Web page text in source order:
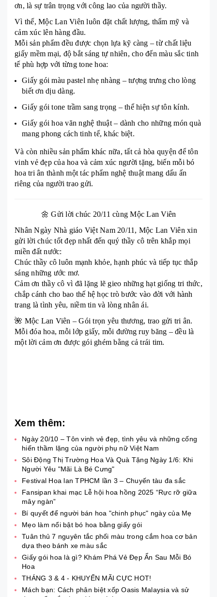
ơn, là sự trân trọng với công lao của người thầy.
Vì thế, Mộc Lan Viên luôn đặt chất lượng, thẩm mỹ và
cảm xúc lên hàng đầu.
Mỗi sản phẩm đều được chọn lựa kỹ càng – từ chất liệu
giấy mềm mại, độ bắt sáng tự nhiên, cho đến màu sắc tinh
tế phù hợp với từng tone hoa:
Giấy gói màu pastel nhẹ nhàng – tượng trưng cho lòng
biết ơn dịu dàng.
Giấy gói tone trầm sang trọng – thể hiện sự tôn kính.
Giấy gói hoa văn nghệ thuật – dành cho những món quà
mang phong cách tinh tế, khác biệt.
Và còn nhiều sản phẩm khác nữa, tất cả hòa quyện để tôn
vinh vẻ đẹp của hoa và cảm xúc người tặng, biến mỗi bó
hoa tri ân thành một tác phẩm nghệ thuật mang dấu ấn
riêng của người trao gửi.
🌼 Gửi lời chúc 20/11 cùng Mộc Lan Viên
Nhân Ngày Nhà giáo Việt Nam 20/11, Mộc Lan Viên xin
gửi lời chúc tốt đẹp nhất đến quý thầy cô trên khắp mọi
miền đất nước:
Chúc thầy cô luôn mạnh khỏe, hạnh phúc và tiếp tục thắp
sáng những ước mơ.
Cảm ơn thầy cô vì đã lặng lẽ gieo những hạt giống tri thức,
chắp cánh cho bao thế hệ học trò bước vào đời với hành
trang là tình yêu, niềm tin và lòng nhân ái.
🌺 Mộc Lan Viên – Gói trọn yêu thương, trao gửi tri ân.
Mỗi đóa hoa, mỗi lớp giấy, mỗi đường ruy băng – đều là
một lời cảm ơn được gói ghém bằng cả trái tim.
Xem thêm:
Ngày 20/10 – Tôn vinh vẻ đẹp, tình yêu và những cống
hiến thầm lặng của người phụ nữ Việt Nam
Sôi Động Thị Trường Hoa Và Quà Tặng Ngày 1/6: Khi
Người Yêu "Mãi Là Bé Cưng"
Festival Hoa lan TPHCM lần 3 – Chuyến tàu đa sắc
Fansipan khai mạc Lễ hội hoa hồng 2025 “Rực rỡ giữa
mây ngàn”
Bí quyết để người bán hoa "chinh phục" ngày của Mẹ
Mẹo làm nổi bật bó hoa bằng giấy gói
Tuân thủ 7 nguyên tắc phối màu trong cắm hoa cơ bản
dựa theo bánh xe màu sắc
Giấy gói hoa là gì? Khám Phá Vẻ Đẹp Ẩn Sau Mỗi Bó
Hoa
THÁNG 3 & 4 - KHUYẾN MÃI CỰC HOT!
Mách bạn: Cách phân biệt xốp Oasis Malaysia và sử